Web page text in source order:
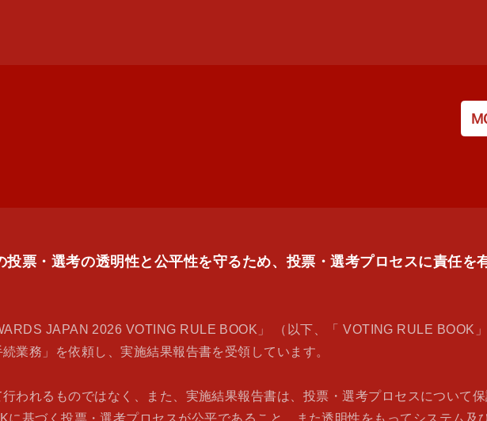
票・選考の透明性と公平性を守るため、投票・選考プロセスに責任を
JAPAN 2026 VOTING RULE BOOK」 （以下、「 VOTING RULE BOOK
業務」を依頼し、実施結果報告書を受領しています。
われるものではなく、また、実施結果報告書は、投票・選考プロセスについて